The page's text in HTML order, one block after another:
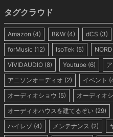
タグクラウド
Amazon (4) B&W (4) dCS (3)
forMusic (12) IsoTek (5)
VIVIDAUDIO (8) Youtube (6)
アニソンオーディオ (2) イベント
オーディオショウ (5) オーディオ
オーディオハウスを建てるぞい (29)
ハイレゾ (4) メンテナンス (2)